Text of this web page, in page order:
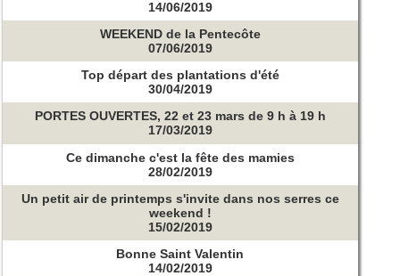
14/06/2019
WEEKEND de la Pentecôte
07/06/2019
Top départ des plantations d'été
30/04/2019
PORTES OUVERTES, 22 et 23 mars de 9 h à 19 h
17/03/2019
Ce dimanche c'est la fête des mamies
28/02/2019
Un petit air de printemps s'invite dans nos serres ce
weekend !
15/02/2019
Bonne Saint Valentin
14/02/2019